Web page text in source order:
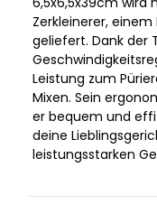
Zerkleinerer,
geliefert. Dank der
Leistung zum
Mixen. Sein
er bequem und
deine
leistungsstarken